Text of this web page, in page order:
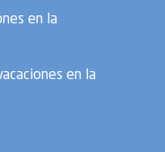
en la
en la